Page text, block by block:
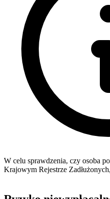
W celu sprawdzenia, czy osoba
Krajowym Rejestrze